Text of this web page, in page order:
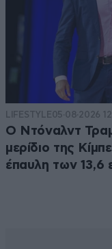
LIFESTYLE05·08·2026
Ο Ντόναλντ
μερίδιο της
έπαυλη των 13,6